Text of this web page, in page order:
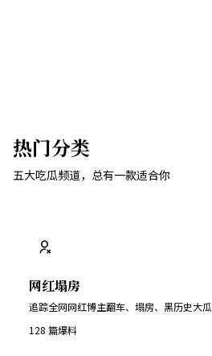
热门分类
五大吃瓜频道，总有一款适合你
网红塌房
追踪全网网红博主翻车、塌房、黑历史大瓜
128 篇爆料